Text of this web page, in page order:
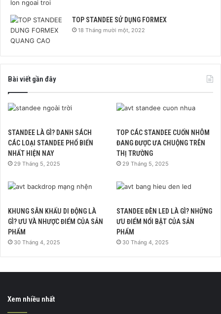
TOP STANDEE SỬ DỤNG FORMEX
18 Tháng mười một, 2022
Bài viết gần đây
STANDEE LÀ GÌ? DANH SÁCH
CÁC LOẠI STANDEE PHỔ BIẾN
NHẤT HIỆN NAY
29 Tháng 5, 2025
TOP CÁC STANDEE CUỐN NHÔM
ĐANG ĐƯỢC ƯA CHUỘNG TRÊN
THỊ TRƯỜNG
29 Tháng 5, 2025
KHUNG SÂN KHẤU DI ĐỘNG LÀ
GÌ? ƯU VÀ NHƯỢC ĐIỂM CỦA SẢN
PHẨM
30 Tháng 4, 2025
STANDEE ĐÈN LED LÀ GÌ? NHỮNG
ƯU ĐIỂM NỔI BẬT CỦA SẢN
PHẨM
30 Tháng 4, 2025
Xem nhiều nhất